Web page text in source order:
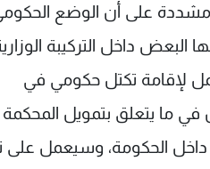
مشددة على أن الوضع
داخل التركيبة
لإقامة تكتل حكومي في
في ما يتعلق بتمويل المحكمة
للتحرك داخل الحكومة، وسيعمل